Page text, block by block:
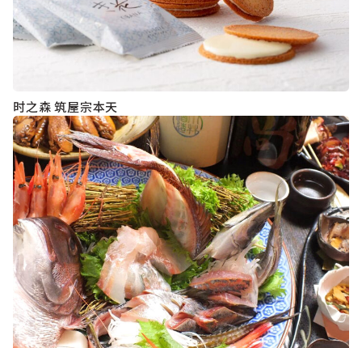
时之森 筑屋宗本天